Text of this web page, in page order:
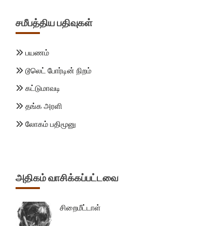
சமீபத்திய பதிவுகள்
பயணம்
டூலெட் போர்டின் நிறம்
கட்டுமாவடி
தங்க அரளி
லோகம் பதிமூனு
அதிகம் வாசிக்கப்பட்டவை
சிறைமீட்டாள்